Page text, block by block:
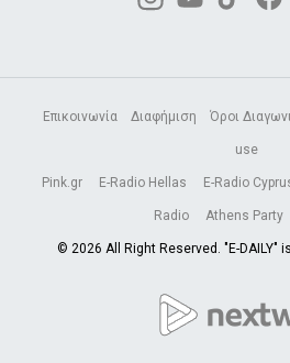
Επικοινωνία Διαφήμιση Όροι
use
Pink.gr E-Radio Hellas E-Radio
Radio Athens Party
© 2026 All Right Reserved. "E-DAILY"